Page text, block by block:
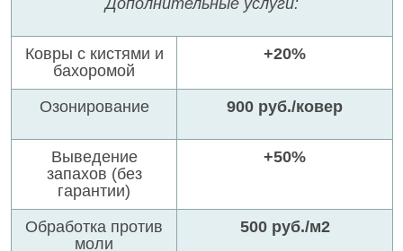
Ковры с кистями и
бахоромой
+20%
Озонирование 900 руб./ковер
Выведение
запахов (без
гарантии)
+50%
Обработка против
моли
500 руб./м2